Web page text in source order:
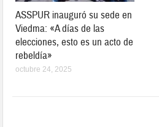
ASSPUR inauguró su sede en
Viedma: «A días de las
elecciones, esto es un acto de
rebeldía»
octubre 24, 2025